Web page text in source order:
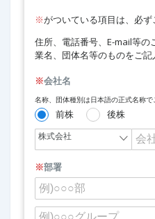
※がついている項目は、必ず
住所、電話番号、E-mail等
業名、団体名等のものをご記
※会社名
名称、団体種別は日本語の正式名称で
前株 後株
※部署